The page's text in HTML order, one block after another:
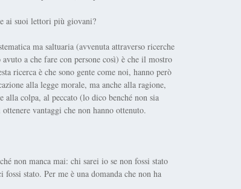
ai suoi lettori più giovani?
ma saltuaria (avvenuta attraverso ricerche
a che fare con persone così) è che il mostro
ricerca è che sono gente come noi, hanno però
alla legge morale, ma anche alla ragione,
colpa, al peccato (lo dico benché non sia
vantaggi che non hanno ottenuto.
non manca mai: chi sarei io se non fossi stato
stato. Per me è una domanda che non ha